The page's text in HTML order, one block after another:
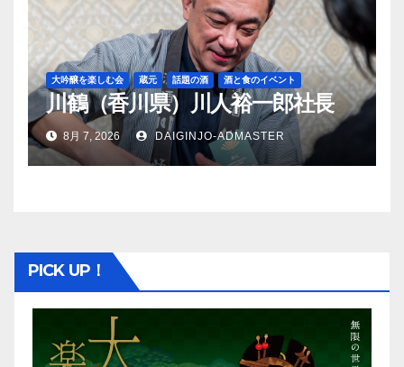
大吟醸を楽しむ会 蔵元 話題の酒 酒と食のイベント
川鶴（香川県）川人裕一郎社長
8月 7, 2026 DAIGINJO-ADMASTER
PICK UP！